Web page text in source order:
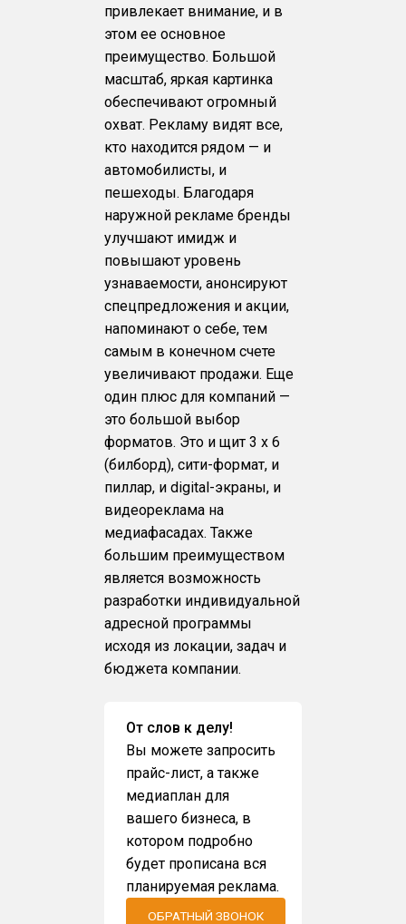
привлекает внимание, и в
этом ее основное
преимущество. Большой
масштаб, яркая картинка
обеспечивают огромный
охват. Рекламу видят все,
кто находится рядом — и
автомобилисты, и
пешеходы. Благодаря
наружной рекламе бренды
улучшают имидж и
повышают уровень
узнаваемости, анонсируют
спецпредложения и акции,
напоминают о себе, тем
самым в конечном счете
увеличивают продажи. Еще
один плюс для компаний —
это большой выбор
форматов. Это и щит 3 х 6
(билборд), сити-формат, и
пиллар, и digital-экраны, и
видеореклама на
медиафасадах. Также
большим преимуществом
является возможность
разработки индивидуальной
адресной программы
исходя из локации, задач и
бюджета компании.
От слов к делу!
Вы можете запросить
прайс-лист, а также
медиаплан для
вашего бизнеса, в
котором подробно
будет прописана вся
планируемая реклама.
ОБРАТНЫЙ ЗВОНОК